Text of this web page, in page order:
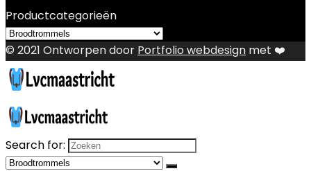
Productcategorieën
© 2021 Ontworpen door Portfolio webdesign met ❤️
Search for: